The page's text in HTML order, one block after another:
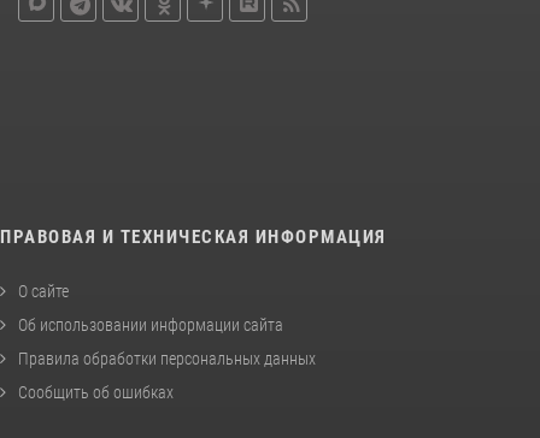
ПРАВОВАЯ И ТЕХНИЧЕСКАЯ ИНФОРМАЦИЯ
О сайте
Об использовании информации сайта
Правила обработки персональных данных
Сообщить об ошибках